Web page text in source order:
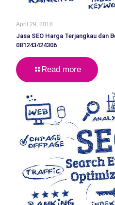
April 29, 2018
Jasa SEO Harga Terjangkau dan
081243424306
Read more